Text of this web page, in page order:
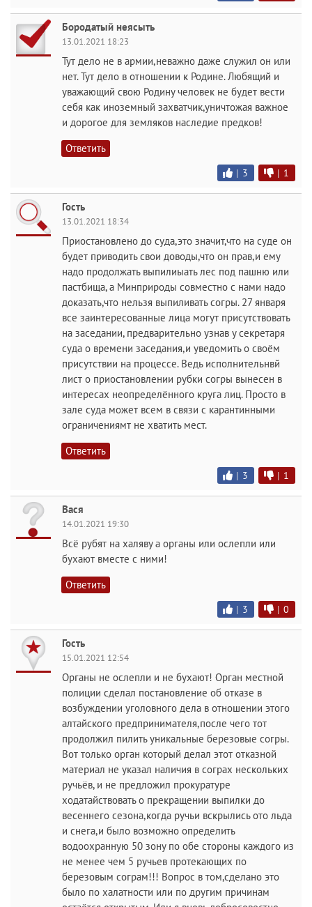
Бородатый неясыть
13.01.2021 18:23
Тут дело не в армии,неважно даже служил он или
нет. Тут дело в отношении к Родине. Любящий и
уважающий свою Родину человек не будет вести
себя как иноземный захватчик,уничтожая важное
и дорогое для земляков наследие предков!
Ответить
| 3 | 1
Гость
13.01.2021 18:34
Приостановлено до суда,это значит,что на суде он
будет приводить свои доводы,что он прав,и ему
надо продолжать выпилиыать лес под пашню или
пастбища, а Минприроды совместно с нами надо
доказать,что нельзя выпиливать согры. 27 января
все заинтересованные лица могут присутствовать
на заседании, предварительно узнав у секретаря
суда о времени заседания,и уведомить о своём
присутствии на процессе. Ведь исполнительнвй
лист о приостановлении рубки согры вынесен в
интересах неопределённого круга лиц. Просто в
зале суда может всем в связи с карантинными
ограничениямт не хватить мест.
Ответить
| 3 | 1
Вася
14.01.2021 19:30
Всё рубят на халяву а органы или ослепли или
бухают вместе с ними!
Ответить
| 3 | 0
Гость
15.01.2021 12:54
Органы не ослепли и не бухают! Орган местной
полиции сделал постановление об отказе в
возбуждении уголовного дела в отношении этого
алтайского предпринимателя,после чего тот
продолжил пилить уникальные березовые согры.
Вот только орган который делал этот отказной
материал не указал наличия в сограх нескольких
ручьёв, и не предложил прокуратуре
ходатайствовать о прекращении выпилки до
весеннего сезона,когда ручьи вскрылись ото льда
и снега,и было возможно определить
водоохранную 50 зону по обе стороны каждого из
не менее чем 5 ручьев протекающих по
березовым сограм!!! Вопрос в том,сделано это
было по халатности или по другим причинам